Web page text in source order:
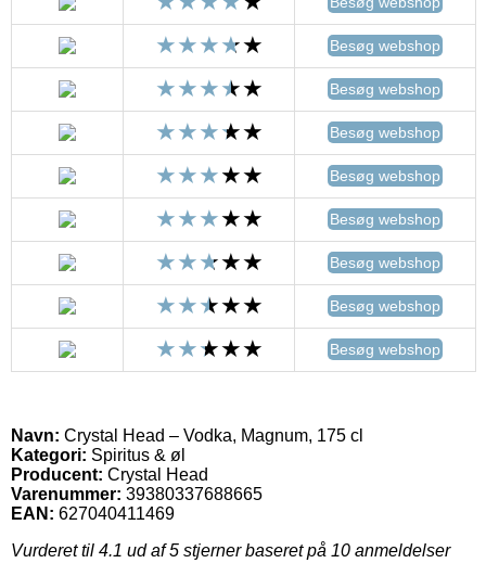
Besøg webshop
Besøg webshop
Besøg webshop
Besøg webshop
Besøg webshop
Besøg webshop
Besøg webshop
Besøg webshop
Navn: Crystal Head – Vodka, Magnum, 175 cl
Kategori: Spiritus & øl
Producent: Crystal Head
Varenummer: 39380337688665
EAN: 627040411469
Vurderet til 4.1 ud af 5 stjerner baseret på 10 anmeldelser